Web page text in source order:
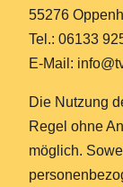
55276
Tel.: 06133
E-Mail:
Die Nutzung
Regel ohne
möglich.